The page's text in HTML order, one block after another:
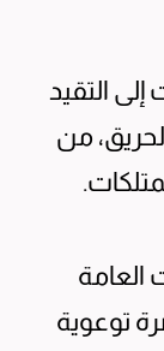
التقيد
من
العامة
توعوية